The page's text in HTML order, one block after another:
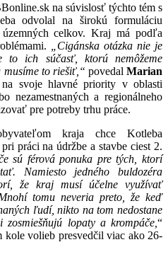
na súvislosť týchto tém s
odvolal na širokú formuláciu
celkov. Kraj má podľa
„Cigánska otázka nie je
to ich súčasť, ktorú nemôžeme
to riešiť,“ povedalMarian
na svoje hlavné priority v oblasti
nezamestnaných a regionálneho
pre potreby trhu práce.
kraja chce Kotleba
práci na údržbe a stavbe ciest 2.
sú férová ponuka pre tých, ktorí
Namiesto jedného buldozéra
že kraj musí účelne využívať
tomu neveria preto, že keď
ľudí, nikto na tom nedostane
lopaty a krompáče, “
volieb presvedčil viac ako 26-